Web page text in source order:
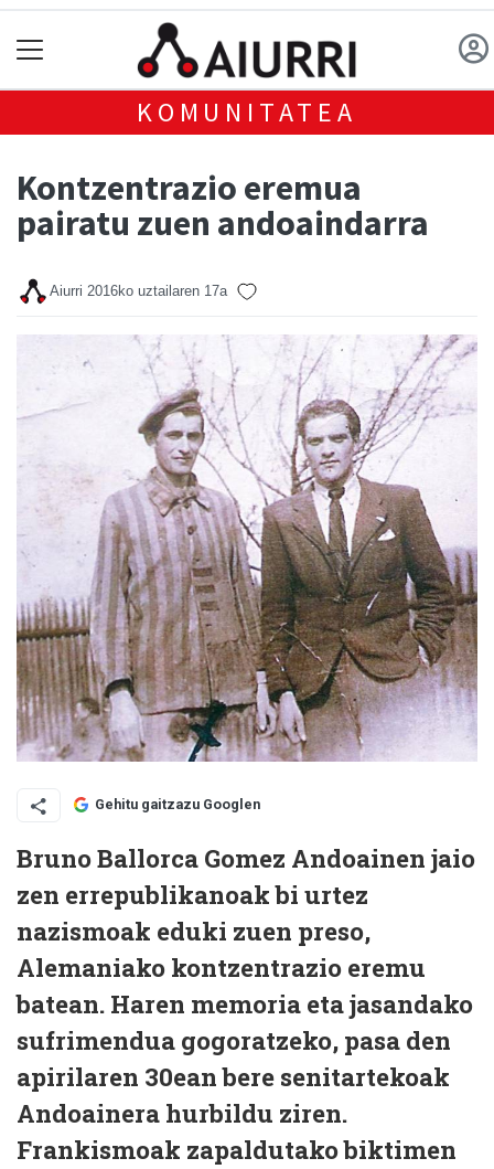
KOMUNITATEA
Kontzentrazio eremua
pairatu zuen andoaindarra
Aiurri 2016ko uztailaren 17a
Gehitu gaitzazu Googlen
Bruno Ballorca Gomez Andoainen jaio
zen errepublikanoak bi urtez
nazismoak eduki zuen preso,
Alemaniako kontzentrazio eremu
batean. Haren memoria eta jasandako
sufrimendua gogoratzeko, pasa den
apirilaren 30ean bere senitartekoak
Andoainera hurbildu ziren.
Frankismoak zapaldutako biktimen